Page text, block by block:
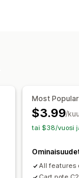
Most Popular
$3.99/
tai $38/vuosi
All features